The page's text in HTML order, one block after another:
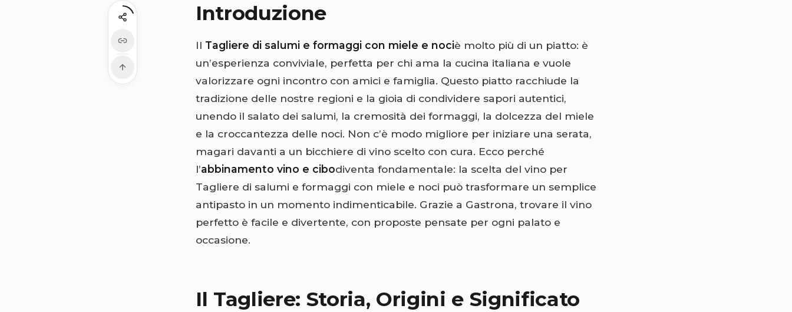
Introduzione
Il Tagliere di salumi e formaggi con miele e nociè molto più di un piatto: è
un’esperienza conviviale, perfetta per chi ama la cucina italiana e vuole
valorizzare ogni incontro con amici e famiglia. Questo piatto racchiude la
tradizione delle nostre regioni e la gioia di condividere sapori autentici,
unendo il salato dei salumi, la cremosità dei formaggi, la dolcezza del miele
e la croccantezza delle noci. Non c’è modo migliore per iniziare una serata,
magari davanti a un bicchiere di vino scelto con cura. Ecco perché
l’abbinamento vino e cibodiventa fondamentale: la scelta del vino per
Tagliere di salumi e formaggi con miele e noci può trasformare un semplice
antipasto in un momento indimenticabile. Grazie a Gastrona, trovare il vino
perfetto è facile e divertente, con proposte pensate per ogni palato e
occasione.
Il Tagliere: Storia, Origini e Significato